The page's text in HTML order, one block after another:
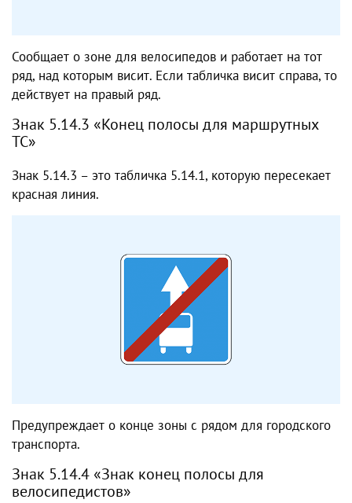
Сообщает о зоне для велосипедов и работает на тот
ряд, над которым висит. Если табличка висит справа, то
действует на правый ряд.
Знак 5.14.3 «Конец полосы для маршрутных
ТС»
Знак 5.14.3 – это табличка 5.14.1, которую пересекает
красная линия.
Предупреждает о конце зоны с рядом для городского
транспорта.
Знак 5.14.4 «Знак конец полосы для
велосипедистов»